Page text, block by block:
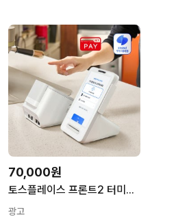
70,000원
토스플레이스 프론트2 터미널 세트 토스포스 카드단말기 태블릿 포스기 애플페이 개인사업자
광고